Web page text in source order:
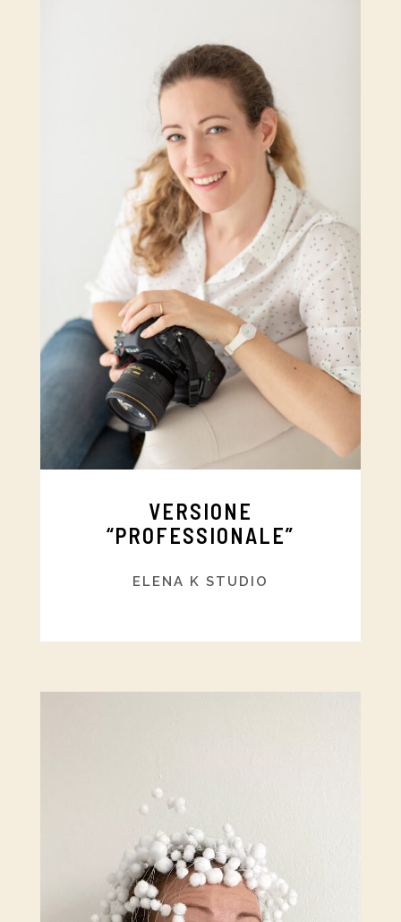
VERSIONE
“PROFESSIONALE”
ELENA K STUDIO